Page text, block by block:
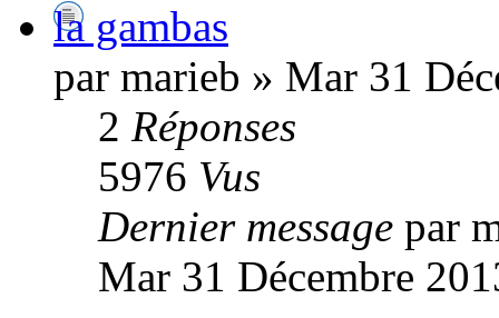
la gambas
par marieb » Mar 31
2 Réponses
5976 Vus
Dernier message par
Mar 31 Décembre